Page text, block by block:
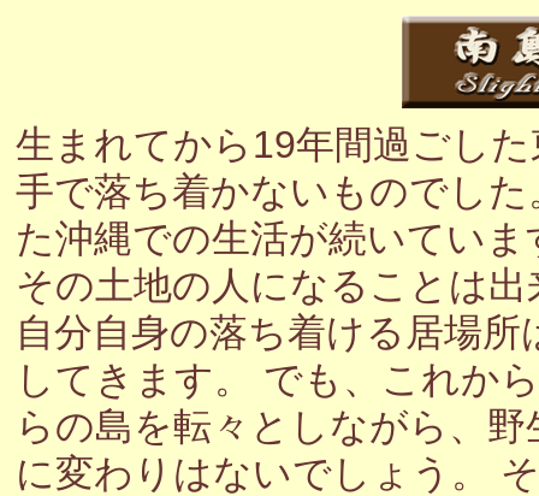
生まれてから19年間過ごし
手で落ち着かないものでし
た沖縄での生活が続いてい
その土地の人になることは
自分自身の落ち着ける居場
してきます。 でも、これか
らの島を転々としながら、
に変わりはないでしょう。